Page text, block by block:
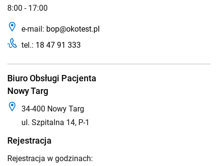
8:00 - 17:00
e-mail: bop@okotest.pl
tel.: 18 47 91 333
Biuro Obsługi Pacjenta
Nowy Targ
34-400 Nowy Targ
ul. Szpitalna 14, P-1
Rejestracja
Rejestracja w godzinach: